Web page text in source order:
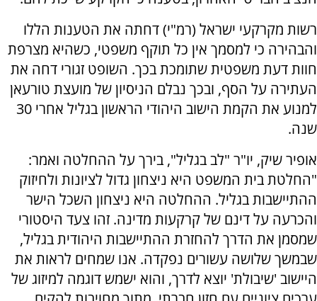
רשות מקרקעי ישראל (רמ"י) דחתה את הטענות הללו
והבהירה כי למסמך אין כל תוקף משפטי, כשהיא מצרפת
חוות דעת משפטית שתומכת בכך. השופט זגורי דחה את
העתירה על הסף, ובכך נבלם הניסיון של מועצת טורעאן
למנוע את הקמת הישוב היהודי הראשון בגליל אחרי 30
שנה.
אופיר שיק, יו"ר "לב בגליל", בירך על ההחלטה ואמר:
"החלטת בית המשפט היא ניצחון גדול לציונות ולחיזוק
ההתיישבות בגליל. ההחלטה היא ניצחון השכל הישר
והכרעה על דינם של קרקעות מדינה. זהו צעד היסטורי
שמסמן את הדרך להחזרת ההתיישבות היהודית בגליל,
שבמשך שלושה עשורים נפקדה. אנו שמחים לראות את
היישוב 'שיבולת' יוצא לדרך, והוא ישמש דוגמה למיזוג של